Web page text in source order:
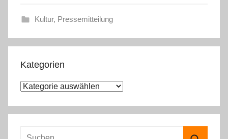
Kultur, Pressemitteilung
Kategorien
K
t